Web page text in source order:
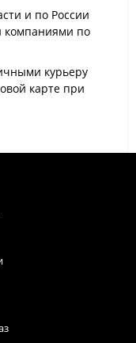
и по России
компаниями по
курьеру
карте при